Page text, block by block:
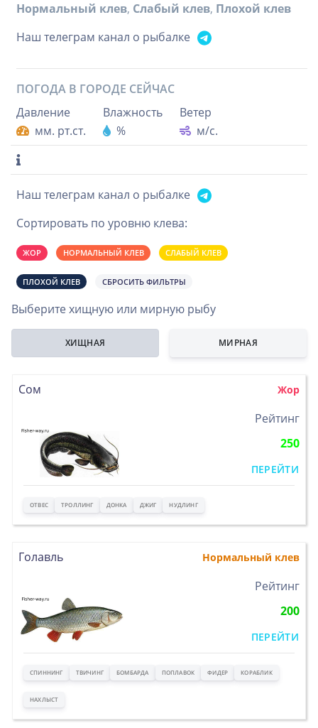
Нормальный клев, Слабый клев, Плохой клев
Наш телеграм канал о рыбалке
ПОГОДА В ГОРОДЕ СЕЙЧАС
Давление
мм. рт.ст.
Влажность
%
Ветер
м/с.
Наш телеграм канал о рыбалке
Сортировать по уровню клева:
ЖОР НОРМАЛЬНЫЙ КЛЕВ СЛАБЫЙ КЛЕВ
ПЛОХОЙ КЛЕВ СБРОСИТЬ ФИЛЬТРЫ
Выберите хищную или мирную рыбу
ХИЩНАЯ МИРНАЯ
Сом Жор
Рейтинг
250
ПЕРЕЙТИ
ОТВЕС ТРОЛЛИНГ ДОНКА ДЖИГ НУДЛИНГ
Голавль Нормальный клев
Рейтинг
200
ПЕРЕЙТИ
СПИННИНГ ТВИЧИНГ БОМБАРДА ПОПЛАВОК ФИДЕР КОРАБЛИК
НАХЛЫСТ